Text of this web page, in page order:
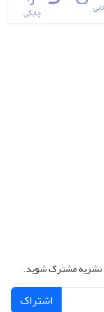
چابکی
نشریه مشترک شوید.
اشتراک